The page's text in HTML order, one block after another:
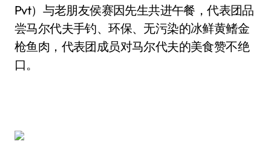
Pvt）与老朋友侯赛因先生共进午餐，代表团品
尝马尔代夫手钓、环保、无污染的冰鲜黄鳍金
枪鱼肉，代表团成员对马尔代夫的美食赞不绝
口。